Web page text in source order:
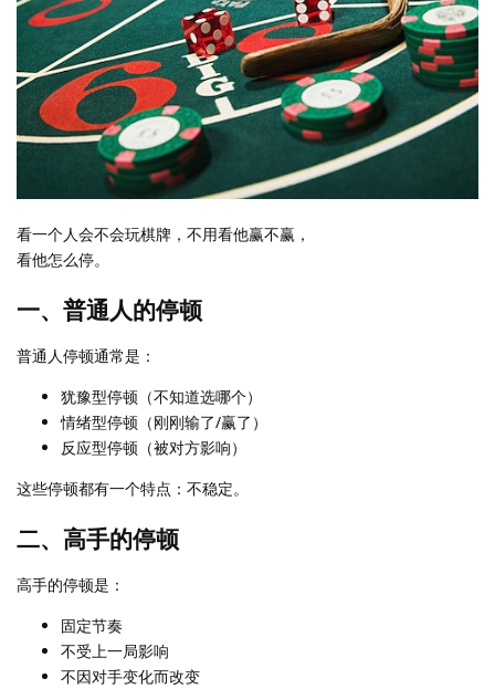
看一个人会不会玩棋牌，不用看他赢不赢，
看他怎么停。
一、普通人的停顿
普通人停顿通常是：
犹豫型停顿（不知道选哪个）
情绪型停顿（刚刚输了/赢了）
反应型停顿（被对方影响）
这些停顿都有一个特点：不稳定。
二、高手的停顿
高手的停顿是：
固定节奏
不受上一局影响
不因对手变化而改变